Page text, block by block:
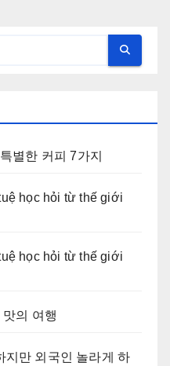
별한 커피 7가지
học hỏi từ thế giới
học hỏi từ thế giới
의 여행
지만 외국인 놀라게 하